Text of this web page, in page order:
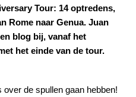
Tour: 14 optredens,
Rome naar Genua. Juan
blog bij, vanaf het
het einde van de tour.
de spullen gaan hebben!